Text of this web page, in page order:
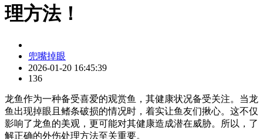
理方法！
兜嘴掉眼
2026-01-20 16:45:39
136
龙鱼作为一种备受喜爱的观赏鱼，其健康状况备受关注。当龙
鱼出现掉眼且鳍条破损的情况时，着实让鱼友们揪心。这不仅
影响了龙鱼的美观，更可能对其健康造成潜在威胁。所以，了
解正确的外伤处理方法至关重要。